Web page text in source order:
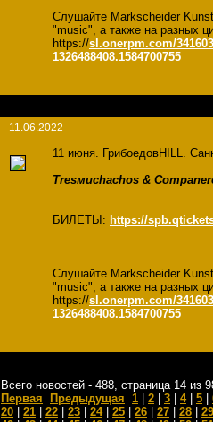
Слушайте Markscheider
"music", а также на разных
https://sl.onerpm.com/
1326488408.1584700755
11.06.2022
11 июня. ГрибоедовHILL.
Tresмuchachos &
БИЛЕТЫ: https://
Слушайте Markscheider
"music", а также на разных
https://sl.onerpm.com/
1326488408.1584700755
Всего новостей - 488, страница 14 из
Первая
Предыдущая 1 2 3 4| 5
20
21 22 23 24| 25 26 27 28
29